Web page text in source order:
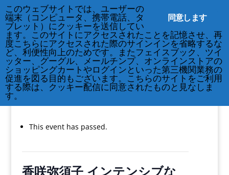
212-677-8621 info@crsny.org
This event has passed.
香咲弥須子 インテンシブな
同意します
このウェブサイトでは、ユーザーの
端末（コンピュータ、携帯電話、タ
ブレット）にクッキーを送信してい
ます。このサイトにアクセスされたことを記憶させ、再
度こちらにアクセスされた際のサインインを省略するな
ど、利便性向上のためです。またフェイスブック、ツイ
ッター、グーグル、メールチンプ、オンラインストアの
ショッピングカートやログインといった第三機関業務の
促進を図る目的もございます。こちらのサイトをご利用
する際は、クッキー配信に同意されたものと見なしま
す。